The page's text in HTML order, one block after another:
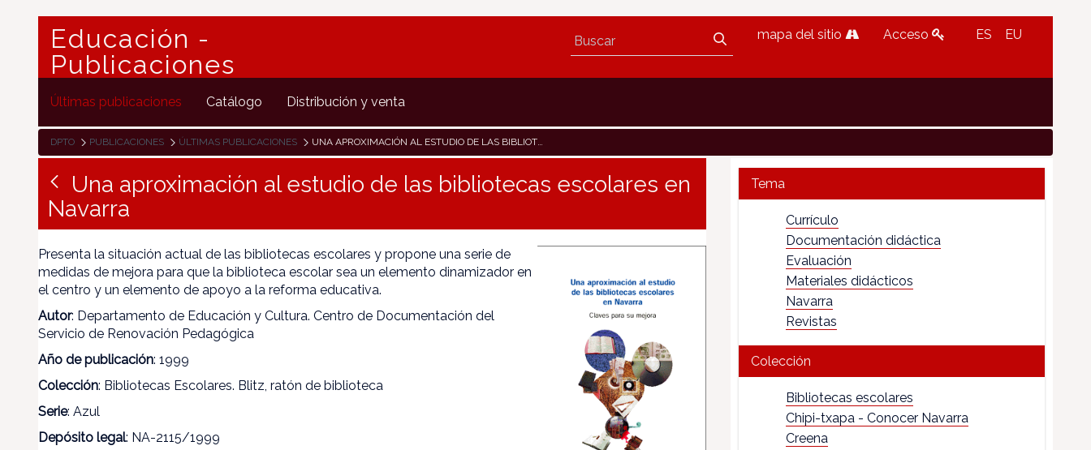
Educación -
Publicaciones
mapa del sitio Acceso ES EU
Últimas publicaciones Catálogo Distribución y venta
DPTO PUBLICACIONES ÚLTIMAS PUBLICACIONES UNA APROXIMACIÓN AL ESTUDIO DE LAS BIBLIOTECAS ESCOLARES EN NAVARRA
Una aproximación al estudio de las bibliotecas escolares en
Navarra
Presenta la situación actual de las bibliotecas escolares y propone una serie de
medidas de mejora para que la biblioteca escolar sea un elemento dinamizador en
el centro y un elemento de apoyo a la reforma educativa.
Autor: Departamento de Educación y Cultura. Centro de Documentación del
Servicio de Renovación Pedagógica
Año de publicación: 1999
Colección: Bibliotecas Escolares. Blitz, ratón de biblioteca
Serie: Azul
Depósito legal: NA-2115/1999
Tema
Currículo
Documentación didáctica
Evaluación
Materiales didácticos
Navarra
Revistas
Colección
Bibliotecas escolares
Chipi-txapa - Conocer Navarra
Creena